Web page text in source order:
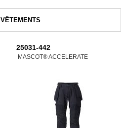
VÊTEMENTS
25031-442
MASCOT® ACCELERATE